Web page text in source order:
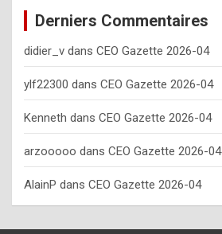
e
y
o
u
s
h
o
Derniers Commentaires
didier_v dans CEO Gazette 2026-04
ylf22300 dans CEO Gazette 2026-04
Kenneth dans CEO Gazette 2026-04
arzooooo dans CEO Gazette 2026-04
AlainP dans CEO Gazette 2026-04